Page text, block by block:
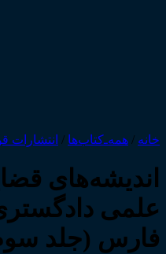
خانه / همه‌ـ‌کتاب‌ها / انتشارات
اندیشه‌های
علمی
فارس (جلد